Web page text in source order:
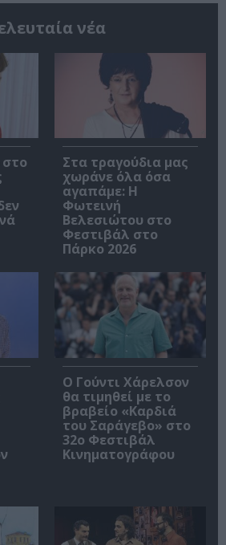
νέα
Στα τραγούδια μας
χωράνε όλα όσα
αγαπάμε: Η
Φωτεινή
Βελεσιώτου στο
Φεστιβάλ στο
Πάρκο 2026
Ο Γούντι Χάρελσον
θα τιμηθεί με το
βραβείο «Καρδιά
του Σαράγεβο» στο
32ο Φεστιβάλ
Κινηματογράφου